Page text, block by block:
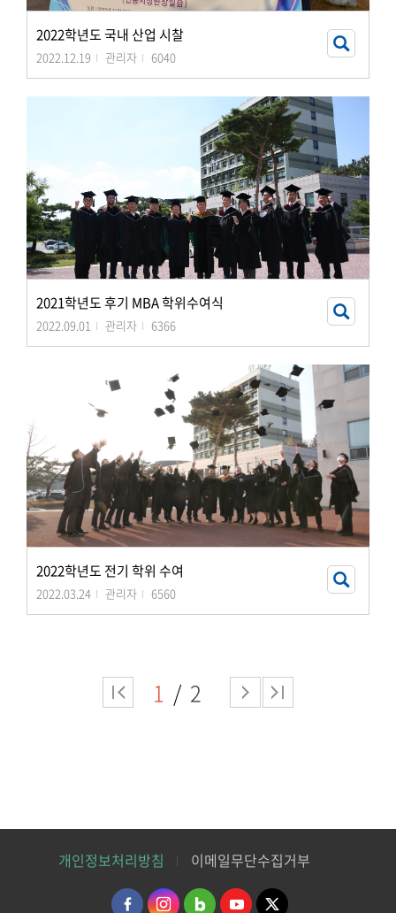
2022학년도 국내 산업 시찰
2022.12.19 관리자 6040
2021학년도 후기 MBA 학위수여식
2022.09.01 관리자 6366
2022학년도 전기 학위 수여
2022.03.24 관리자 6560
1 2
개인정보처리방침 이메일무단수집거부